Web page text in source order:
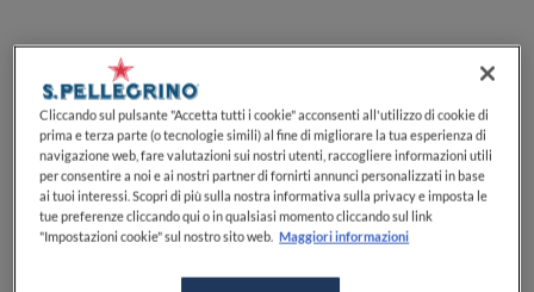
Si svolge durante il nono mese dell'anno solare,
periodo in cui si mangia solo prima dell'alba e dopo il
tramonto - mai durante la giornata.
Quando si può mangiare durante
il Ramadan?
Cliccando sul pulsante "Accetta tutti i cookie" acconsenti all'utilizzo di cookie di
prima e terza parte (o tecnologie simili) al fine di migliorare la tua esperienza di
navigazione web, fare valutazioni sui nostri utenti, raccogliere informazioni utili
per consentire a noi e ai nostri partner di fornirti annunci personalizzati in base
ai tuoi interessi. Scopri di più sulla nostra informativa sulla privacy e imposta le
tue preferenze cliccando qui o in qualsiasi momento cliccando sul link
"Impostazioni cookie" sul nostro sito web. Maggiori informazioni